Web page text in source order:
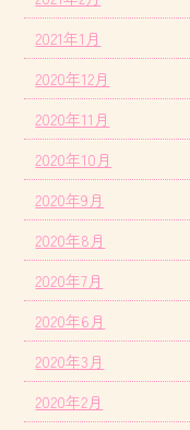
2021年1月
2020年12月
2020年11月
2020年10月
2020年9月
2020年8月
2020年7月
2020年6月
2020年3月
2020年2月